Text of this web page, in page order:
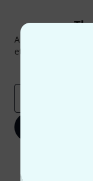
Abonniere den
etwas Glück einen
Inspirierende
Abmeldung ist